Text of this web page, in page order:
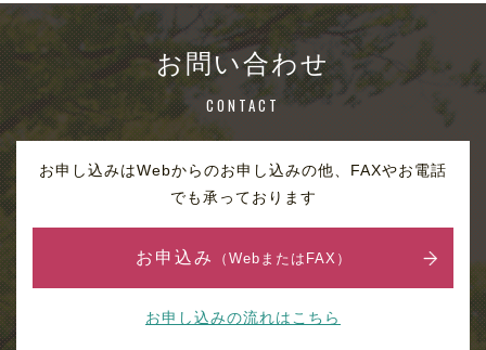
お問い合わせ
CONTACT
お申し込みはWebからのお申し込みの他、FAXやお電話
でも承っております
お申込み （WebまたはFAX）
お申し込みの流れはこちら